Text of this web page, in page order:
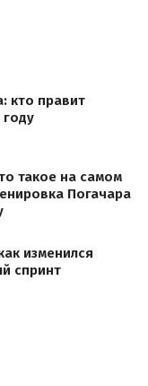
кто правит
такое на самом
Погачара
изменился
спринт